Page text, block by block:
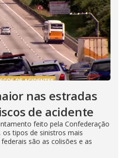
nas estradas
de acidente
feito pela Confederação
tipos de sinistros mais
são as colisões e as